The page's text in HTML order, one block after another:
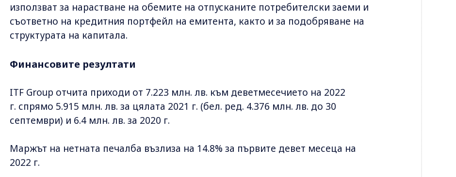
използват за нарастване на обемите на отпусканите потребителски заеми и
съответно на кредитния портфейл на емитента, както и за подобряване на
структурата на капитала.
Финансовите резултати
ITF Group отчита приходи от 7.223 млн. лв. към деветмесечието на 2022
г. спрямо 5.915 млн. лв. за цялата 2021 г. (бел. ред. 4.376 млн. лв. до 30
септември) и 6.4 млн. лв. за 2020 г.
Маржът на нетната печалба възлиза на 14.8% за първите девет месеца на
2022 г.